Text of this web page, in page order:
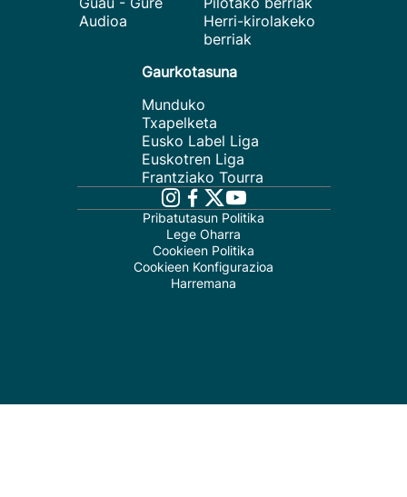
Audioa
Herri-kirolakeko
berriak
Gaurkotasuna
Munduko
Txapelketa
Eusko Label Liga
Euskotren Liga
Frantziako Tourra
Pribatutasun Politika
Lege Oharra
Cookieen Politika
Cookieen Konfigurazioa
Harremana